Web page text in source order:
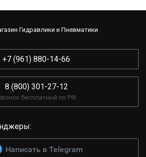
Гидравлики и Пневматики
+7 (961) 880-14-66
8 (800) 301-27-12
бесплатный по РФ
Написать в Telegram